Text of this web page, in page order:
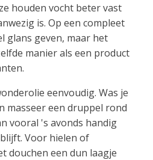
houden vocht beter vast
is. Op een compleet
glans geven, maar het
manier als een product
eenvoudig. Was je
masseer een druppel rond
vooral 's avonds handig
Voor hielen of
douchen een dun laagje